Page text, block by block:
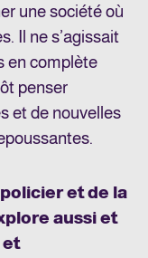
une société où
Il ne s’agissait
en complète
penser
et de nouvelles
et de la
aussi et
et